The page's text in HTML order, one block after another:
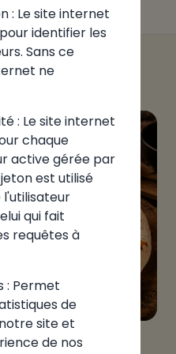
: Le site internet
identifier les
Sans ce
ne
: Le site internet
chaque
active gérée par
est utilisé
l'utilisateur
qui fait
requêtes à
: Permet
de
site et
de nos